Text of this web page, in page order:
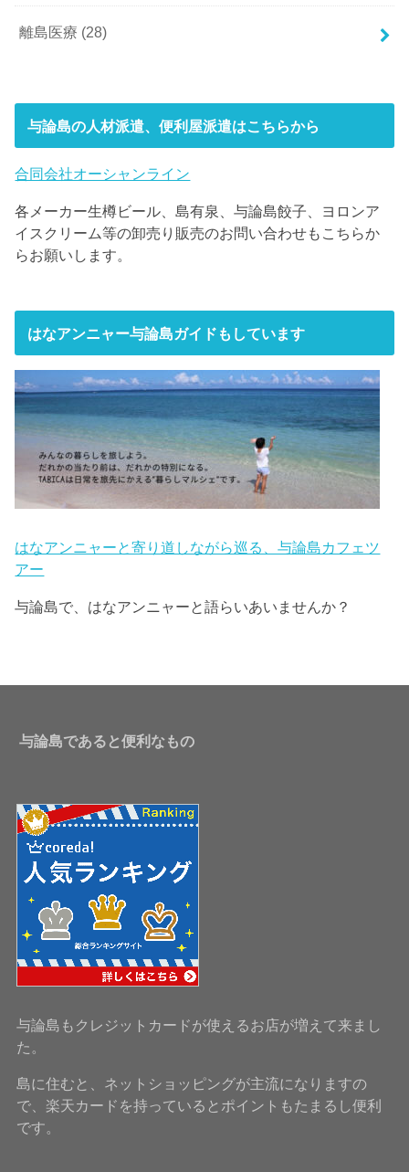
離島医療 (28)
与論島の人材派遣、便利屋派遣はこちらから
合同会社オーシャンライン
各メーカー生樽ビール、島有泉、与論島餃子、ヨロンア
イスクリーム等の卸売り販売のお問い合わせもこちらか
らお願いします。
はなアンニャー与論島ガイドもしています
はなアンニャーと寄り道しながら巡る、与論島カフェツ
アー
与論島で、はなアンニャーと語らいあいませんか？
与論島であると便利なもの
与論島もクレジットカードが使えるお店が増えて来まし
た。
島に住むと、ネットショッピングが主流になりますの
で、楽天カードを持っているとポイントもたまるし便利
です。